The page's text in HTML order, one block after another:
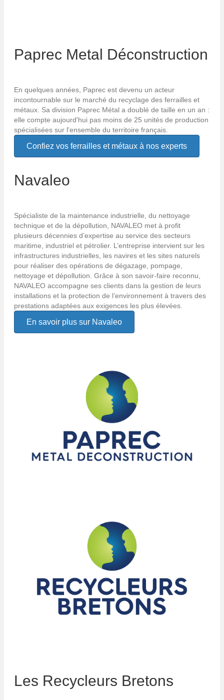
Paprec Metal Déconstruction
En quelques années, Paprec est devenu un acteur
incontournable sur le marché du recyclage des ferrailles et
métaux. Sa division Paprec Métal a doublé de taille en un an :
elle compte aujourd'hui pas moins de 25 unités de production
spécialisées sur l'ensemble du territoire français.
Confiez vos ferrailles et métaux à nos experts
Navaleo
Spécialiste de la maintenance industrielle, du nettoyage
technique et de la dépollution, NAVALEO met à profit
plusieurs décennies d’expertise au service des secteurs
maritime, industriel et pétrolier. L’entreprise intervient sur les
infrastructures industrielles, les navires et les sites naturels
pour réaliser des opérations de dégazage, pompage,
nettoyage et dépollution. Grâce à son savoir-faire reconnu,
NAVALEO accompagne ses clients dans la gestion de leurs
installations et la protection de l’environnement à travers des
prestations adaptées aux exigences les plus élevées.
En savoir plus sur Navaleo
Les Recycleurs Bretons